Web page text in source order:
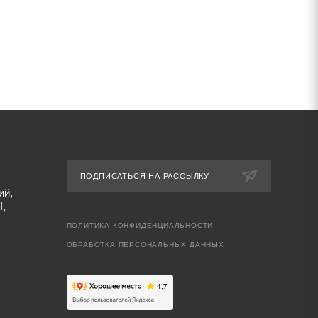
ПОДПИСАТЬСЯ НА РАССЫЛКУ
ПОЛИТИКА КОНФИДЕНЦИАЛЬНОСТИ
ОБРАБОТКА ПЕРСОНАЛЬНЫХ ДАННЫХ